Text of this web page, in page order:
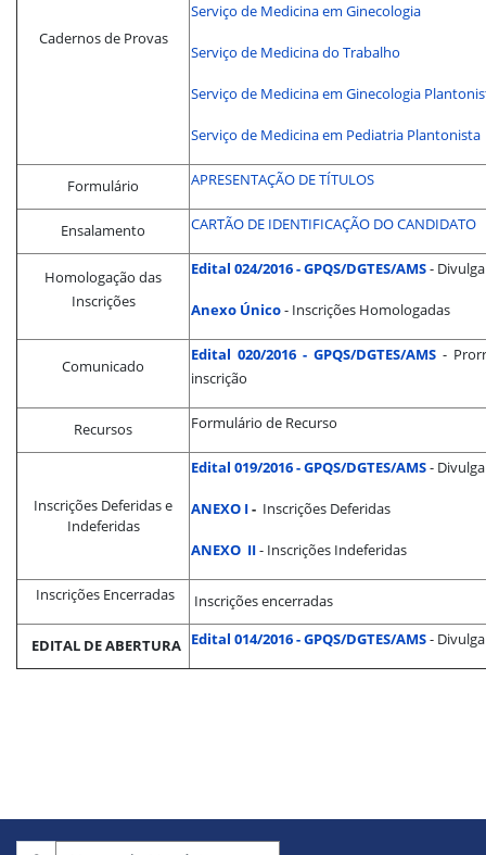
Cadernos de Provas
Serviço de Medicina em Ginecologia
Serviço de Medicina do Trabalho
Serviço de Medicina em Ginecologia
Serviço de Medicina em Pediatria Plantonista
Formulário APRESENTAÇÃO DE TÍTULOS
Ensalamento CARTÃO DE IDENTIFICAÇÃO DO CANDIDATO
Homologação das
Inscrições
Edital 024/2016 - GPQS/DGTES/AMS-
Anexo Único- Inscrições Homologadas
Comunicado
Edital 020/2016 - GPQS/DGTES/AMS-
inscrição
Recursos Formulário de Recurso
Inscrições Deferidas e
Indeferidas
Edital 019/2016 - GPQS/DGTES/AMS-
ANEXO I- Inscrições Deferidas
ANEXO II- Inscrições Indeferidas
Inscrições Encerradas Inscrições encerradas
EDITAL DE ABERTURA Edital 014/2016 - GPQS/DGTES/AMS-